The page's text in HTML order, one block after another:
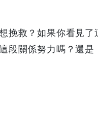
挽救？如果你看見了
段關係努力嗎？還是